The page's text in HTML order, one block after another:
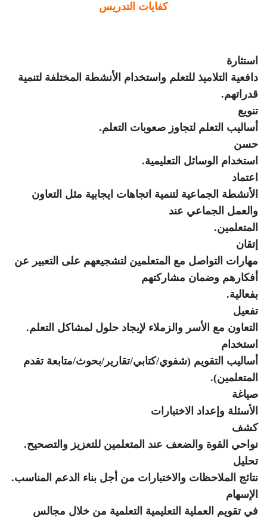
كفايات التدريس
استثارة
دافعية التلاميذ للتعلم واستخدام الأنشطة المختلفة لتنمية
قدراتهم.
تنويع
أساليب التعلم لتجاوز صعوبات التعلم.
حسن
استخدام الوسائل التعليمية.
اعتماد
الأنشطة الجماعية لتنمية اتجاهات ايجابية مثل التعاون
والعمل الجماعي عند
المتعلمين.
إتقان
مهارات التواصل مع المتعلمين لتشجيعهم على التعبير عن
أفكارهم وضمان مشاركتهم
بفعالية.
تفعيل
التعاون مع الأسر والزملاء لإيجاد حلول لمشاكل التعلم.
استخدام
أساليب التقويم (شفوي/كتابي/تقارير/بحوث/متابعة تقدم
المتعلمين).
صياغة
الأسئلة وإعداد الاختبارات
كشف
نواحي القوة والضعف عند المتعلمين للتعزيز والتصحيح.
تحليل
نتائج الملاحظات والاختبارات من أجل بناء الدعم المناسب.
الإسهام
في تقويم العملية التعليمية التعلمية من خلال مجالس